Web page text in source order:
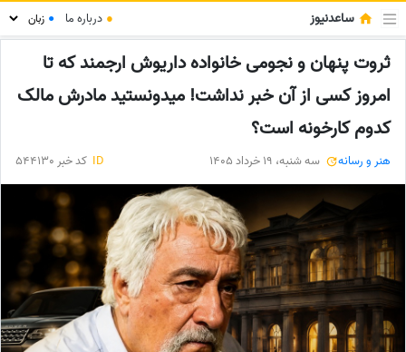
ساعدنیوز ● درباره ما ●
ثروت پنهان و نجومی خانواده داریوش ارجمند که تا
امروز کسی از آن خبر نداشت! میدونستید مادرش مالک
کدوم کارخونه است؟
هنر و رسانه سه شنبه، 19 خرداد 1405 ID کد خبر 544130